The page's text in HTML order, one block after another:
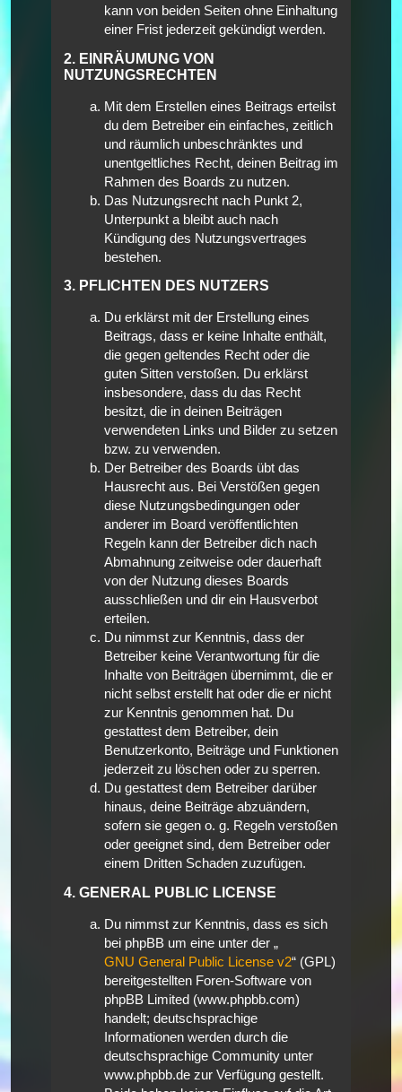
kann von beiden Seiten ohne Einhaltung
einer Frist jederzeit gekündigt werden.
2. EINRÄUMUNG VON
NUTZUNGSRECHTEN
Mit dem Erstellen eines Beitrags erteilst
du dem Betreiber ein einfaches, zeitlich
und räumlich unbeschränktes und
unentgeltliches Recht, deinen Beitrag im
Rahmen des Boards zu nutzen.
Das Nutzungsrecht nach Punkt 2,
Unterpunkt a bleibt auch nach
Kündigung des Nutzungsvertrages
bestehen.
3. PFLICHTEN DES NUTZERS
Du erklärst mit der Erstellung eines
Beitrags, dass er keine Inhalte enthält,
die gegen geltendes Recht oder die
guten Sitten verstoßen. Du erklärst
insbesondere, dass du das Recht
besitzt, die in deinen Beiträgen
verwendeten Links und Bilder zu setzen
bzw. zu verwenden.
Der Betreiber des Boards übt das
Hausrecht aus. Bei Verstößen gegen
diese Nutzungsbedingungen oder
anderer im Board veröffentlichten
Regeln kann der Betreiber dich nach
Abmahnung zeitweise oder dauerhaft
von der Nutzung dieses Boards
ausschließen und dir ein Hausverbot
erteilen.
Du nimmst zur Kenntnis, dass der
Betreiber keine Verantwortung für die
Inhalte von Beiträgen übernimmt, die er
nicht selbst erstellt hat oder die er nicht
zur Kenntnis genommen hat. Du
gestattest dem Betreiber, dein
Benutzerkonto, Beiträge und Funktionen
jederzeit zu löschen oder zu sperren.
Du gestattest dem Betreiber darüber
hinaus, deine Beiträge abzuändern,
sofern sie gegen o. g. Regeln verstoßen
oder geeignet sind, dem Betreiber oder
einem Dritten Schaden zuzufügen.
4. GENERAL PUBLIC LICENSE
Du nimmst zur Kenntnis, dass es sich
bei phpBB um eine unter der „
GNU General Public License v2“ (GPL)
bereitgestellten Foren-Software von
phpBB Limited (www.phpbb.com)
handelt; deutschsprachige
Informationen werden durch die
deutschsprachige Community unter
www.phpbb.de zur Verfügung gestellt.